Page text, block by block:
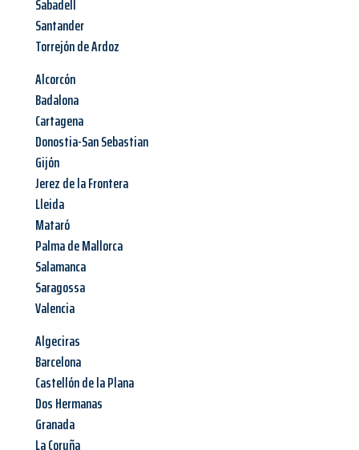
Sabadell
Santander
Torrejón de Ardoz
Alcorcón
Badalona
Cartagena
Donostia-San Sebastian
Gijón
Jerez de la Frontera
Lleida
Mataró
Palma de Mallorca
Salamanca
Saragossa
Valencia
Algeciras
Barcelona
Castellón de la Plana
Dos Hermanas
Granada
La Coruña